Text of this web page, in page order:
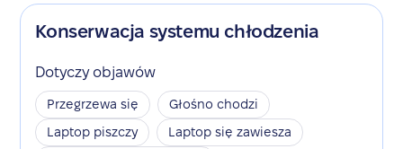
Konserwacja systemu chłodzenia
Dotyczy objawów
Przegrzewa się
Głośno chodzi
Laptop piszczy
Laptop się zawiesza